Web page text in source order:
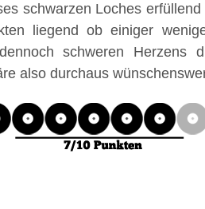
schwarzen Loches
liegend ob einiger
schweren Herzens
also durchaus